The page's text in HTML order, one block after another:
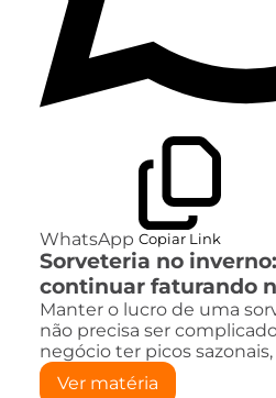
WhatsApp Copiar Link
Sorveteria no
continuar faturando
Manter o lucro de uma
não precisa ser
negócio ter picos
Ver matéria